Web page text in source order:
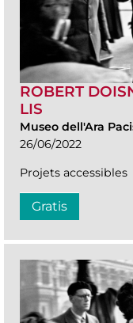
ROBERT
LIS
Museo dell'Ara
26/06/2022
Projets accessibles
Gratis